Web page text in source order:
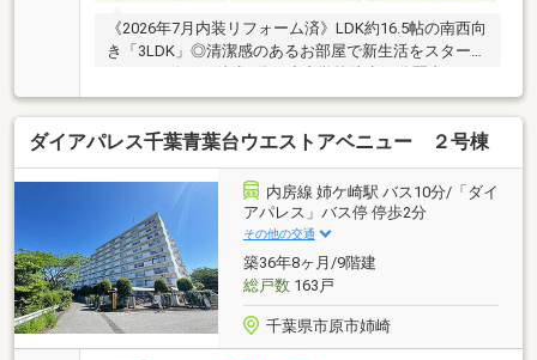
《2026年7月内装リフォーム済》LDK約16.5帖の南西向
き「3LDK」◎清潔感のあるお部屋で新生活をスター
ダイアパレス千葉青葉台ウエストアベニュー ２号棟
内房線 姉ケ崎駅 バス10分/「ダイ
アパレス」バス停 停歩2分
その他の交通
築36年8ヶ月/9階建
総戸数163戸
千葉県市原市姉崎